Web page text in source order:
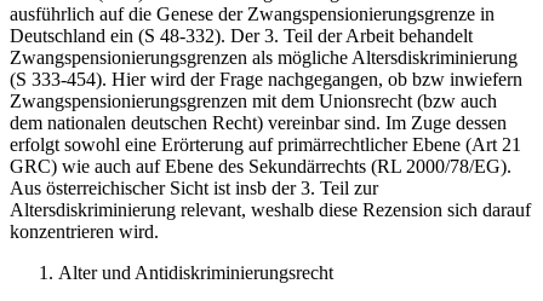
ausführlich auf die Genese der Zwangspensionierungsgrenze in
Deutschland ein (S 48-332). Der 3. Teil der Arbeit behandelt
Zwangspensionierungsgrenzen als mögliche Altersdiskriminierung
(S 333-454). Hier wird der Frage nachgegangen, ob bzw inwiefern
Zwangspensionierungsgrenzen mit dem Unionsrecht (bzw auch
dem nationalen deutschen Recht) vereinbar sind. Im Zuge dessen
erfolgt sowohl eine Erörterung auf primärrechtlicher Ebene (Art 21
GRC) wie auch auf Ebene des Sekundärrechts (RL 2000/78/EG).
Aus österreichischer Sicht ist insb der 3. Teil zur
Altersdiskriminierung relevant, weshalb diese Rezension sich darauf
konzentrieren wird.
Alter und Antidiskriminierungsrecht